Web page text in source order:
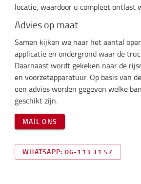
locatie, waardoor u compleet ontlast
Advies op maat
Samen kijken we naar het aantal
applicatie en ondergrond waar de
Daarnaast wordt gekeken naar de
en voorzetapparatuur. Op basis van
een advies worden gegeven welke
geschikt zijn.
MAIL ONS
WHATSAPP: 06-113 31 57